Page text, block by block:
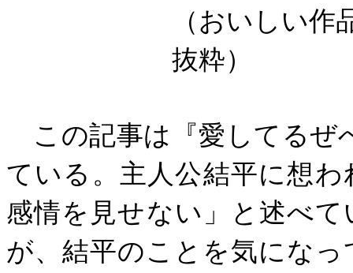
（おいしい
抜粋）
この記事は『愛してる
ている。主人公結平に想
感情を見せない」と述べ
が、結平のことを気にな